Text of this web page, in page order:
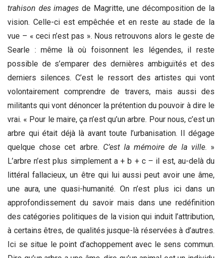
trahison des images de Magritte, une décomposition de la
vision. Celle-ci est empêchée et en reste au stade de la
vue – « ceci n’est pas ». Nous retrouvons alors le geste de
Searle : même là où foisonnent les légendes, il reste
possible de s’emparer des dernières ambiguïtés et des
derniers silences. C’est le ressort des artistes qui vont
volontairement comprendre de travers, mais aussi des
militants qui vont dénoncer la prétention du pouvoir à dire le
vrai. « Pour le maire, ça n’est qu’un arbre. Pour nous, c’est un
arbre qui était déjà là avant toute l’urbanisation. Il dégage
quelque chose cet arbre. C’est la mémoire de la ville. »
L’arbre n’est plus simplement a + b + c – il est, au-delà du
littéral fallacieux, un être qui lui aussi peut avoir une âme,
une aura, une quasi-humanité. On n’est plus ici dans un
approfondissement du savoir mais dans une redéfinition
des catégories politiques de la vision qui induit l’attribution,
à certains êtres, de qualités jusque-là réservées à d’autres.
Ici se situe le point d’achoppement avec le sens commun.